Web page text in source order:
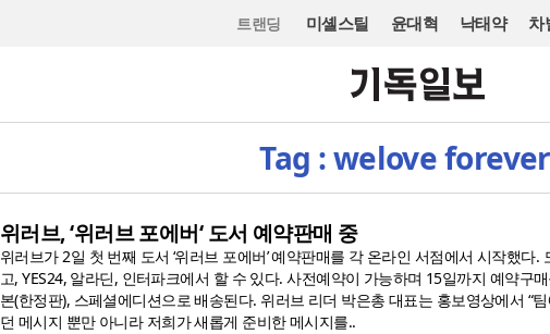
트랜딩 미셸스틸 윤대혁 낙태약 차
Tag : welove forever
위러브, ‘위러브 포에버‘ 도서 예약판매 중
위러브가 2일 첫 번째 도서 ‘위러브 포에버’ 예약판매를 각 온라인 서점에서 시작했다.
고, YES24, 알라딘, 인터파크에서 할 수 있다. 사전예약이 가능하며 15일까지 예약구
본(한정판), 스페셜에디션으로 배송된다. 위러브 리더 박은총 대표는 홍보영상에서 “
던 메시지 뿐만 아니라 저희가 새롭게 준비한 메시지를..